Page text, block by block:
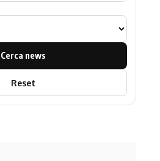
Cerca news
Reset